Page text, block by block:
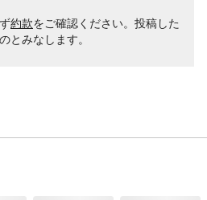
約款をご確認ください。投稿した
とみなします。